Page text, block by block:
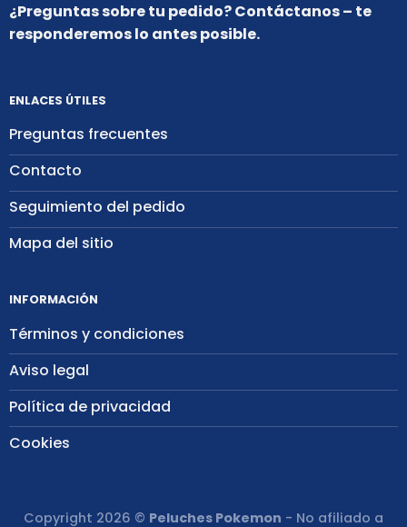
ENLACES ÚTILES
Preguntas frecuentes
Contacto
Seguimiento del pedido
Mapa del sitio
INFORMACIÓN
Términos y condiciones
Aviso legal
Política de privacidad
Cookies
¿Preguntas sobre tu pedido? Contáctanos – te
responderemos lo antes posible.
Copyright 2026 © Peluches Pokemon - No afiliado a